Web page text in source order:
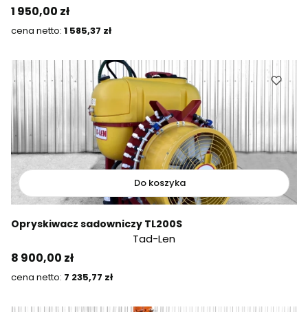
Cena
1 950,00 zł
Cena
1 585,37 zł
Do koszyka
Opryskiwacz sadowniczy TL200S
Tad-Len
Cena
8 900,00 zł
Cena
7 235,77 zł